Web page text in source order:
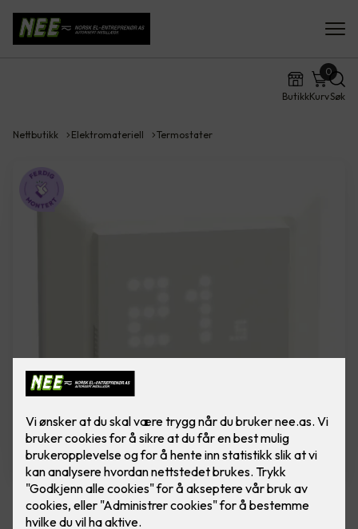
ButikkKurv
0
Søk
Nettbutikk Elektromateriell Termostater
ELKO Termostat med WIFI